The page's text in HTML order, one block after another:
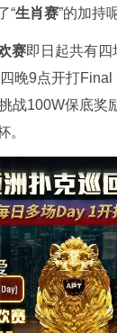
“生肖赛”的加持
赛即日起共有
晚9点开打
战100W保底奖
。